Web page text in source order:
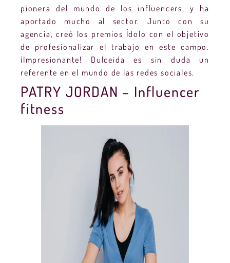
pionera del mundo de los influencers, y ha
aportado mucho al sector. Junto con su
agencia, creó los premios Ídolo con el objetivo
de profesionalizar el trabajo en este campo.
¡Impresionante! Dulceida es sin duda un
referente en el mundo de las redes sociales.
PATRY JORDAN – Influencer
fitness